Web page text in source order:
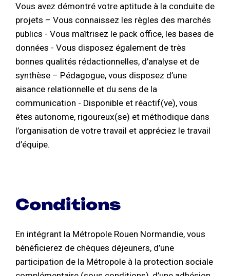
Vous avez démontré votre aptitude à la conduite de
projets – Vous connaissez les règles des marchés
publics - Vous maîtrisez le pack office, les bases de
données - Vous disposez également de très
bonnes qualités rédactionnelles, d’analyse et de
synthèse – Pédagogue, vous disposez d’une
aisance relationnelle et du sens de la
communication - Disponible et réactif(ve), vous
êtes autonome, rigoureux(se) et méthodique dans
l’organisation de votre travail et appréciez le travail
d’équipe.
Conditions
En intégrant la Métropole Rouen Normandie, vous
bénéficierez de chèques déjeuners, d’une
participation de la Métropole à la protection sociale